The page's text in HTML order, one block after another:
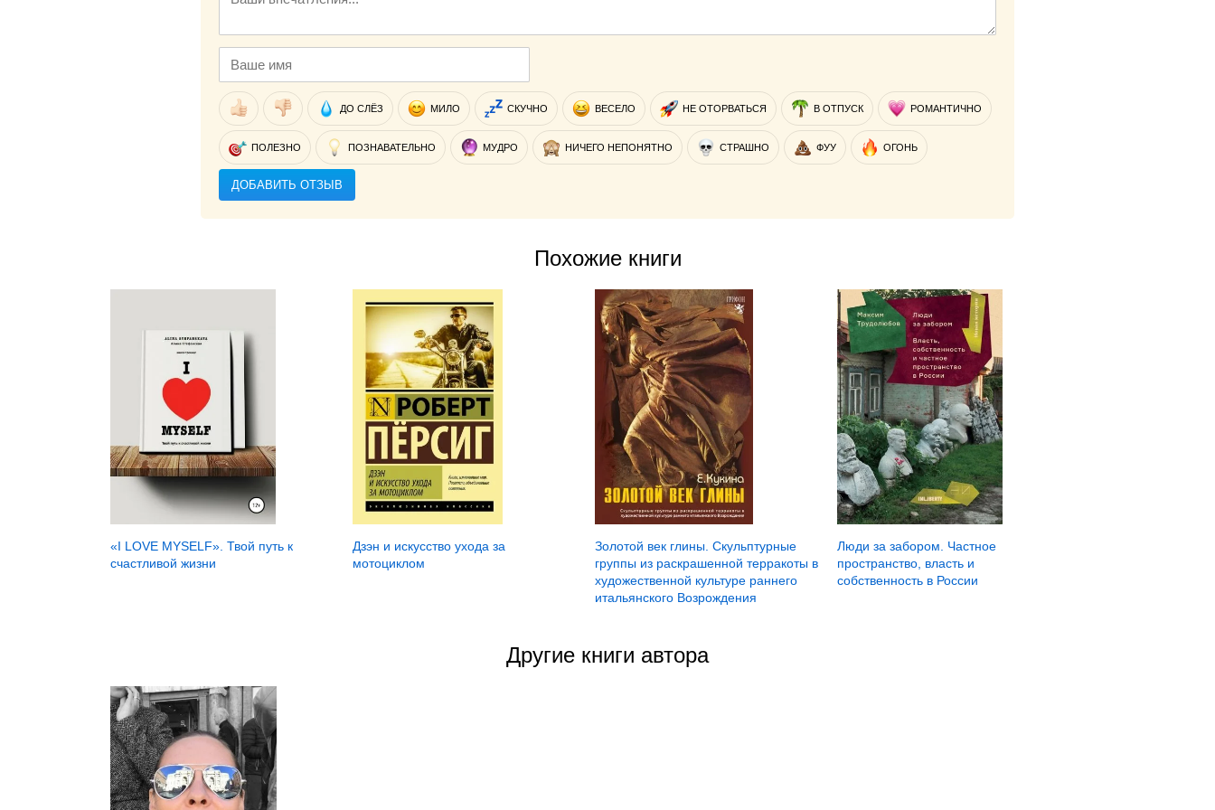
ДО СЛЁЗ МИЛО СКУЧНО ВЕСЕЛО НЕ ОТОРВАТЬСЯ В ОТПУСК РОМАНТИЧНО
ПОЛЕЗНО ПОЗНАВАТЕЛЬНО МУДРО НИЧЕГО НЕПОНЯТНО СТРАШНО ФУУ ОГОНЬ
ДОБАВИТЬ ОТЗЫВ
Похожие книги
«I LOVE MYSELF». Твой путь к
счастливой жизни
Дзэн и искусство ухода за
мотоциклом
Золотой век глины. Скульптурные
группы из раскрашенной терракоты в
художественной культуре раннего
итальянского Возрождения
Люди за забором. Частное
пространство, власть и
собственность в России
Другие книги автора